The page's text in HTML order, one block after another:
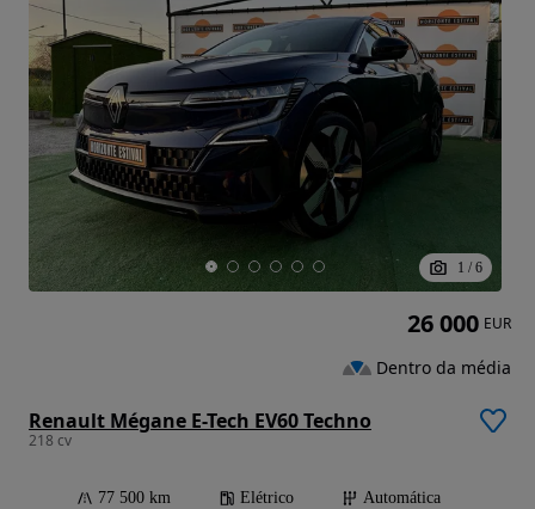
1 / 6
Renault Mégane E-Tech EV60 Techno
218 cv
77 500 km Elétrico
Automática
26 000 EUR
Dentro da média